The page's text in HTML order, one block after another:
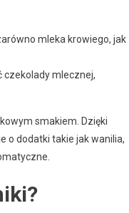
mleka krowiego, jak
czekolady mlecznej,
smakiem. Dzięki
o dodatki takie jak wanilia,